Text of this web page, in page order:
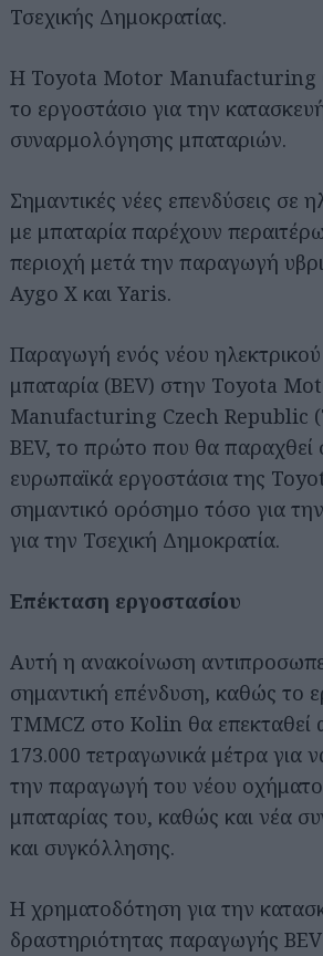
Τσεχικής Δημοκρατίας.
Η Toyota Motor Manufacturing
το εργοστάσιο για την
συναρμολόγησης μπαταριών.
Σημαντικές νέες επενδύσεις σε
με μπαταρία παρέχουν
περιοχή μετά την παραγωγή
Aygo X και Yaris.
Παραγωγή ενός νέου
μπαταρία (BEV) στην Toyota
Manufacturing Czech Republic
BEV, το πρώτο που θα παραχθεί
ευρωπαϊκά εργοστάσια της
σημαντικό ορόσημο τόσο για
για την Τσεχική Δημοκρατία.
Επέκταση εργοστασίου
Αυτή η ανακοίνωση
σημαντική επένδυση, καθώς το
TMMCZ στο Kolin θα επεκταθεί
173.000 τετραγωνικά μέτρα για
την παραγωγή του νέου
μπαταρίας του, καθώς και νέα
και συγκόλλησης.
Η χρηματοδότηση για την
δραστηριότητας παραγωγής